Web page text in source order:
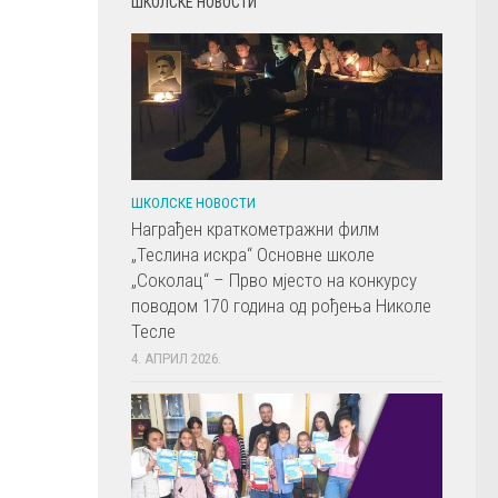
ШКОЛСКЕ НОВОСТИ
Награђен краткометражни филм
„Теслина искра“ Основне школе
„Соколац“ – Прво мјесто на конкурсу
поводом 170 година од рођења Николе
Тесле
4. АПРИЛ 2026.